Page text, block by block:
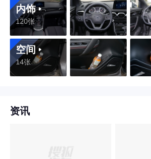
内饰
120张
空间
14张
资讯